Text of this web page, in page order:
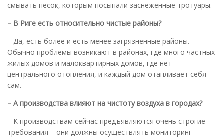
смывать песок, которым посыпали заснеженные тротуары.
– В Риге есть относительно чистые районы?
– Да, есть более и есть менее загрязненные районы.
Обычно проблемы возникают в районах, где много частных
жилых домов и малоквартирных домов, где нет
центрального отопления, и каждый дом отапливает себя
сам.
– А производства влияют на чистоту воздуха в городах?
– К производствам сейчас предъявляются очень строгие
требования – они должны осуществлять мониторинг